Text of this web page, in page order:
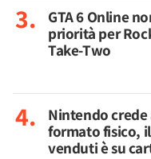
GTA 6 Online
priorità per
Take-Two
Nintendo crede
formato fisico,
venduti è su